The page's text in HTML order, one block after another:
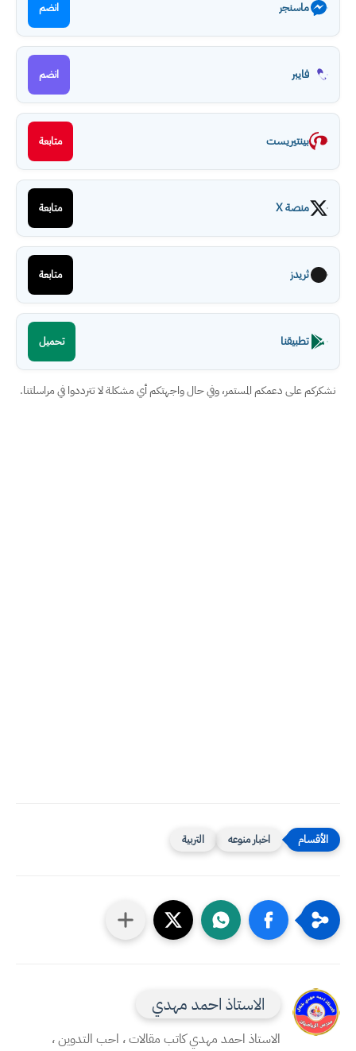
ماسنجر انضم
فايبر انضم
بينتيريست متابعة
منصة X متابعة
ثريدز متابعة
تطبيقنا تحميل
نشكركم على دعمكم المستمر، وفي حال واجهتكم أي مشكلة لا تترددوا في مراسلتنا.
اخبار منوعه التربية
الاستاذ احمد مهدي
الاستاذ احمد مهدي كاتب مقالات ، احب التدوين ،